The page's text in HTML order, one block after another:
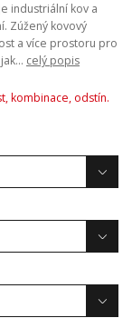
industriální kov a
Zúžený kovový
a více prostoru pro
celý popis
kombinace, odstín.